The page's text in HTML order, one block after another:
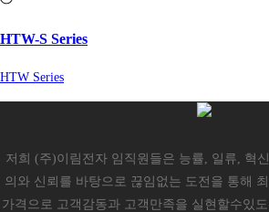
HTW-S Series
HTW Series
저희 (주)이림전자 임직원들은 능률, 일류, 혁
의와 신뢰를 바탕으로 끊임없는 도전을 통해
가격으로 고객감동과 고객만족을 실현할수있